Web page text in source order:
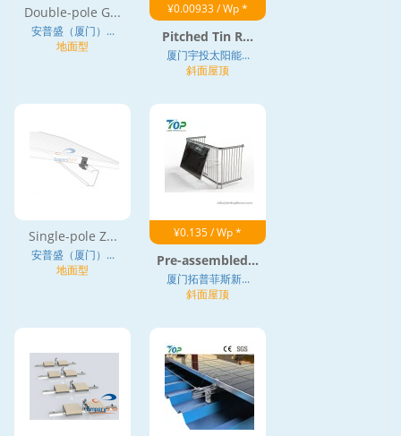
Double-pole G...
安普盛（厦门）...
地面型
¥0.00933 / Wp *
Pitched Tin R...
厦门宇投太阳能...
斜面屋顶
Single-pole Z...
安普盛（厦门）...
地面型
¥0.135 / Wp *
Pre-assembled...
厦门拓普菲斯新...
斜面屋顶